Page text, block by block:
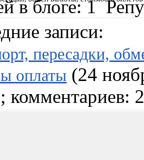
в блоге: 1
записи:
пересадки,
оплаты (24
комментариев: